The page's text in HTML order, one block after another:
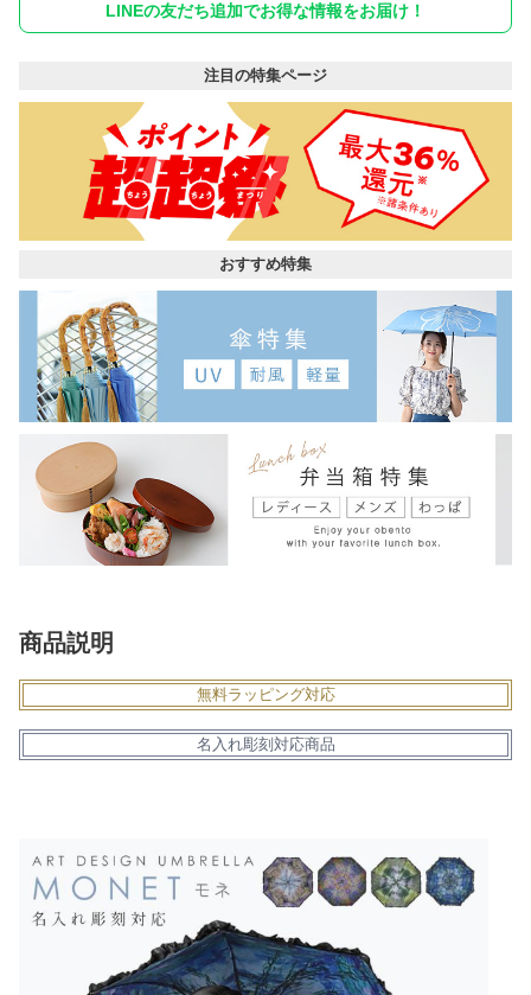
LINEの友だち追加でお得な情報をお届け！
注目の特集ページ
おすすめ特集
商品説明
無料ラッピング対応
名入れ彫刻対応商品